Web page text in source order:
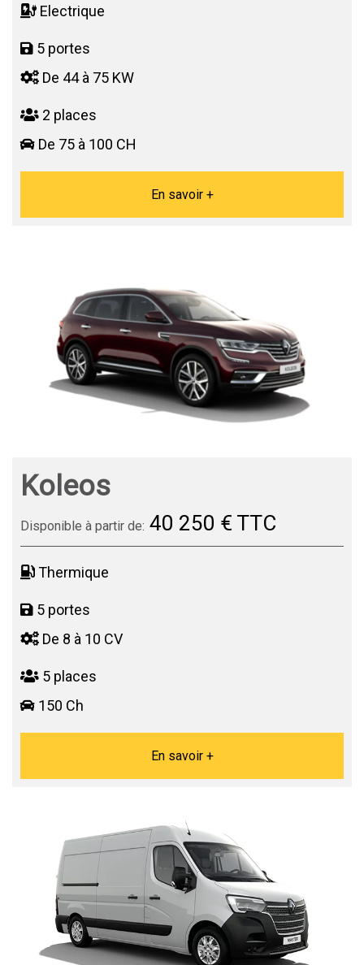
Electrique
5 portes
De 44 à 75 KW
2 places
De 75 à 100 CH
En savoir +
Koleos
Disponible à partir de: 40 250 € TTC
Thermique
5 portes
De 8 à 10 CV
5 places
150 Ch
En savoir +